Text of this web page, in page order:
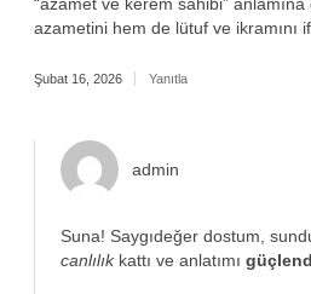
azametini hem de lütuf ve ikramını
Şubat 16, 2026 Yanıtla
admin
Suna! Saygıdeğer dostum,
canlılıkkattı ve anlatımı